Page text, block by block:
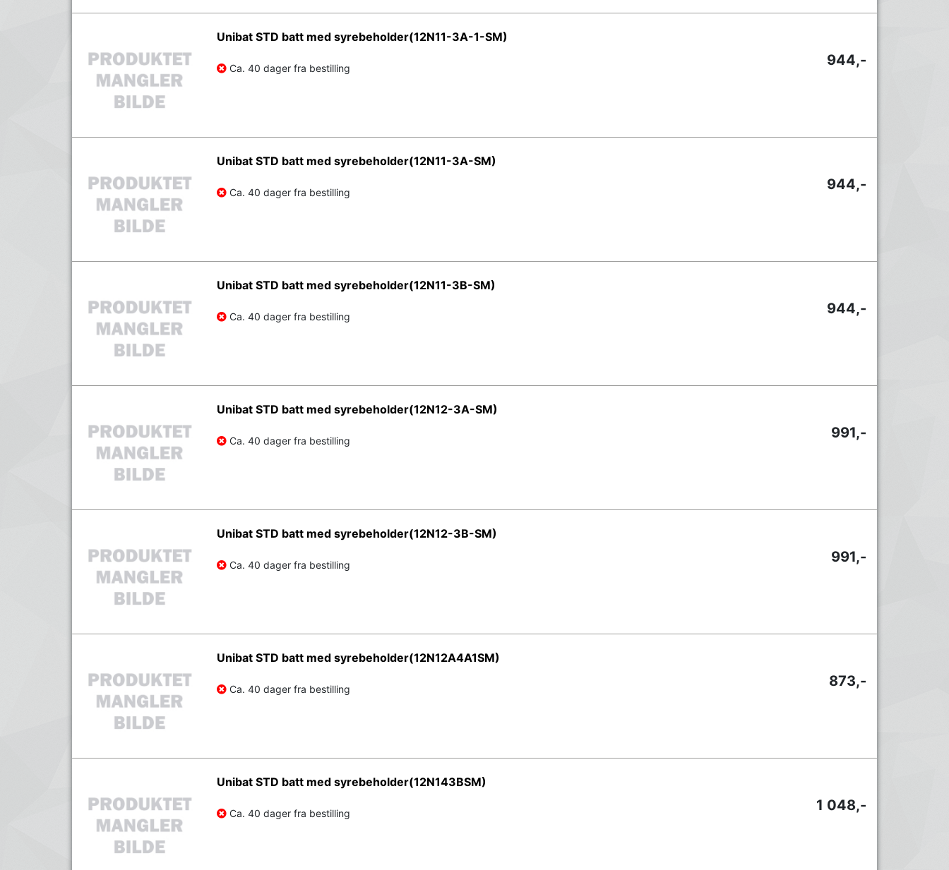
Unibat STD batt med syrebeholder(12N11-3A-1-SM)
Ca. 40 dager fra bestilling 944,-
Unibat STD batt med syrebeholder(12N11-3A-SM)
Ca. 40 dager fra bestilling 944,-
Unibat STD batt med syrebeholder(12N11-3B-SM)
Ca. 40 dager fra bestilling 944,-
Unibat STD batt med syrebeholder(12N12-3A-SM)
Ca. 40 dager fra bestilling 991,-
Unibat STD batt med syrebeholder(12N12-3B-SM)
Ca. 40 dager fra bestilling 991,-
Unibat STD batt med syrebeholder(12N12A4A1SM)
Ca. 40 dager fra bestilling 873,-
Unibat STD batt med syrebeholder(12N143BSM)
Ca. 40 dager fra bestilling 1 048,-